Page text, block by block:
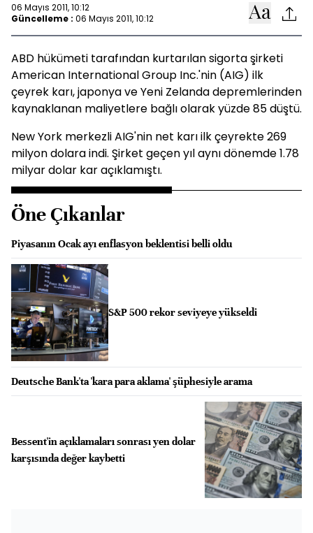
06 Mayıs 2011, 10:12
Güncelleme : 06 Mayıs 2011, 10:12
ABD hükümeti tarafından kurtarılan sigorta şirketi
American International Group Inc.'nin (AIG) ilk
çeyrek karı, japonya ve Yeni Zelanda depremlerinden
kaynaklanan maliyetlere bağlı olarak yüzde 85 düştü.
New York merkezli AIG'nin net karı ilk çeyrekte 269
milyon dolara indi. Şirket geçen yıl aynı dönemde 1.78
milyar dolar kar açıklamıştı.
Öne Çıkanlar
Piyasanın Ocak ayı enflasyon beklentisi belli oldu
S&P 500 rekor seviyeye yükseldi
Deutsche Bank'ta 'kara para aklama' şüphesiyle arama
Bessent'in açıklamaları sonrası yen dolar
karşısında değer kaybetti